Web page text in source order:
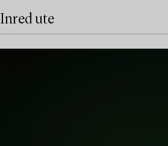
Inred ute